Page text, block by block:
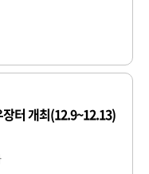
터 개최(12.9~12.13)